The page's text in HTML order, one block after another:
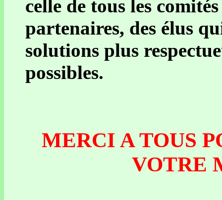
celle de tous les
partenaires, des élus
solutions plus
possibles.
MERCI A TOUS
VOTRE